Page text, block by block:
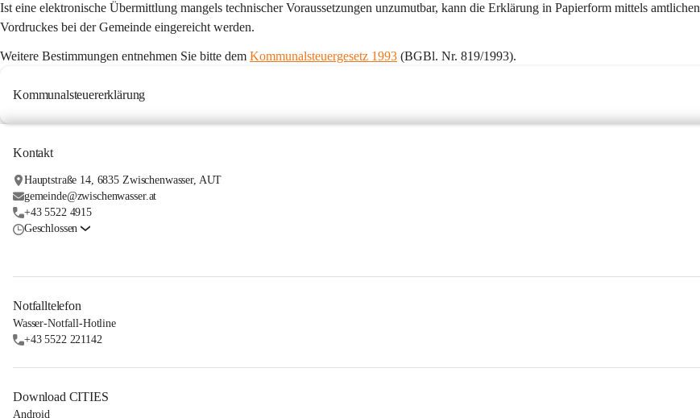
Ist eine elektronische Übermittlung mangels technischer Voraussetzungen unzumutbar, kann die Erklärung in Papierform mittels amtlichen
Vordruckes bei der Gemeinde eingereicht werden.
Weitere Bestimmungen entnehmen Sie bitte dem Kommunalsteuergesetz 1993 (BGBl. Nr. 819/1993).
Kommunalsteuererklärung
Kontakt
Hauptstraße 14, 6835 Zwischenwasser, AUT
gemeinde@zwischenwasser.at
+43 5522 4915
Geschlossen
Notfalltelefon
Wasser-Notfall-Hotline
+43 5522 221142
Download CITIES
Android